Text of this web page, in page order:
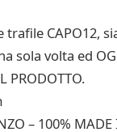
CAPO12,
sola volta ed
PRODOTTO.
– 100%